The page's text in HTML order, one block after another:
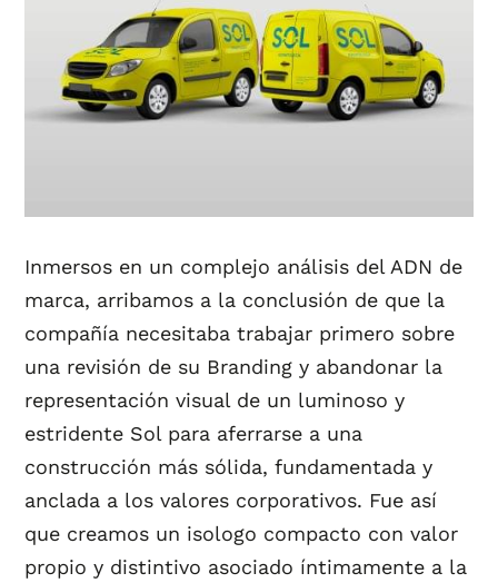
Inmersos en un complejo análisis del ADN de
marca, arribamos a la conclusión de que la
compañía necesitaba trabajar primero sobre
una revisión de su Branding y abandonar la
representación visual de un luminoso y
estridente Sol para aferrarse a una
construcción más sólida, fundamentada y
anclada a los valores corporativos. Fue así
que creamos un isologo compacto con valor
propio y distintivo asociado íntimamente a la